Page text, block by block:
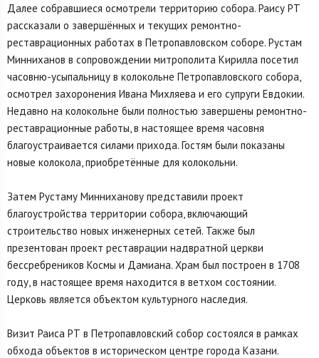
Далее собравшиеся осмотрели территорию собора. Раису РТ
рассказали о завершённых и текущих ремонтно-
реставрационных работах в Петропавловском соборе. Рустам
Минниханов в сопровождении митрополита Кирилла посетил
часовню-усыпальницу в колокольне Петропавловского собора,
осмотрел захоронения Ивана Михляева и его супруги Евдокии.
Недавно на колокольне были полностью завершены ремонтно-
реставрационные работы, в настоящее время часовня
благоустраивается силами прихода. Гостям были показаны
новые колокола, приобретённые для колокольни.
Затем Рустаму Минниханову представили проект
благоустройства территории собора, включающий
строительство новых инженерных сетей. Также был
презентован проект реставрации надвратной церкви
бессребреников Космы и Дамиана. Храм был построен в 1708
году, в настоящее время находится в ветхом состоянии.
Церковь является объектом культурного наследия.
Визит Раиса РТ в Петропавловский собор состоялся в рамках
обхода объектов в историческом центре города Казани.